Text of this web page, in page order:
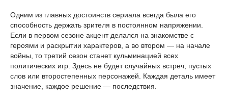
Одним из главных достоинств сериала всегда была его
способность держать зрителя в постоянном напряжении.
Если в первом сезоне акцент делался на знакомстве с
героями и раскрытии характеров, а во втором — на начале
войны, то третий сезон станет кульминацией всех
политических игр. Здесь не будет случайных встреч, пустых
слов или второстепенных персонажей. Каждая деталь имеет
значение, каждое решение — последствия.